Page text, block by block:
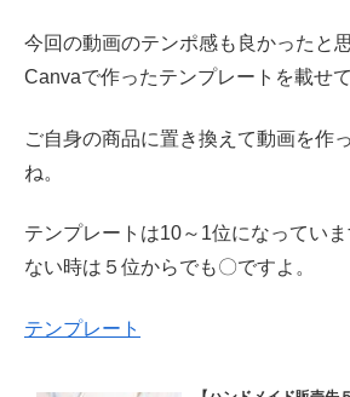
今回の動画のテンポ感も良かったと
Canvaで作ったテンプレートを載せて
ご自身の商品に置き換えて動画を作
ね。
テンプレートは10～1位になってい
ない時は５位からでも〇ですよ。
テンプレート